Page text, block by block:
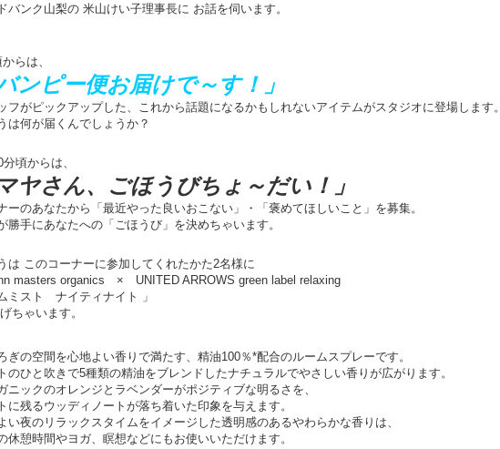
バンク山梨の 米山けい子理事長に お話を伺います。
らは、
バンピー便お届けで～す！」
フがピックアップした、これから話題になるかもしれないアイテムがスタジオに登場します。
は何が届くんでしょうか？
頃からは、
マヤさん、ごほうびちょ～だい！」
ーのあなたから「最近やった良いおこない」・「褒めてほしいこと」を募集。
勝手にあなたへの「ごほうび」を決めちゃいます。
は このコーナーに参加してくれたかた2名様に
masters organics × UNITED ARROWS green label relaxing
ミスト ナイティナイト 」
ちゃいます。
ぎの空間を心地よい香りで満たす、精油100％*配合のルームスプレーです。
のひと吹きで5種類の精油をブレンドしたナチュラルでやさしい香りが広がります。
ニックのオレンジとラベンダーがポジティブな明るさを、
に残るウッディノートが落ち着いた印象を与えます。
い夜のリラックスタイムをイメージした透明感のあるやわらかな香りは、
休憩時間やヨガ、瞑想などにもお使いいただけます。